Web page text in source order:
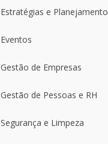
Estratégias e Planejamento
Eventos
Gestão de Empresas
Gestão de Pessoas e RH
Segurança e Limpeza